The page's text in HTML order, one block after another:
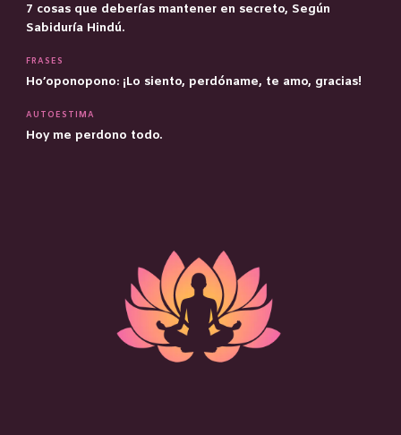
7 cosas que deberías mantener en secreto, Según
Sabiduría Hindú.
FRASES
Ho’oponopono: ¡Lo siento, perdóname, te amo, gracias!
AUTOESTIMA
Hoy me perdono todo.